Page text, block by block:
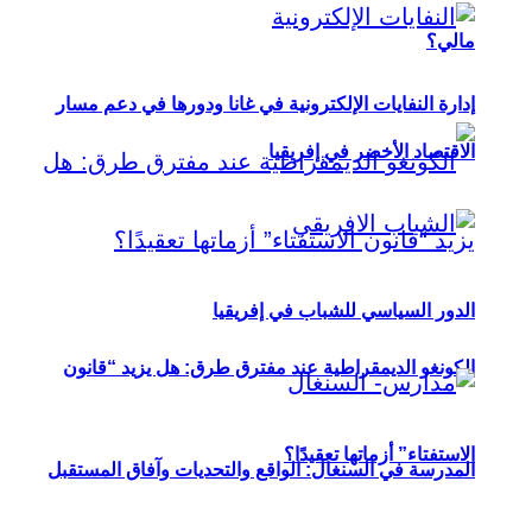
مالي؟
الكونغو الديمقراطية عند مفترق طرق: هل يزيد “قانون
الاستفتاء” أزماتها تعقيدًا؟
إدارة النفايات الإلكترونية في غانا ودورها في دعم مسار
الاقتصاد الأخضر في إفريقيا
الدور السياسي للشباب في إفريقيا
المدرسة في السنغال: الواقع والتحديات وآفاق المستقبل